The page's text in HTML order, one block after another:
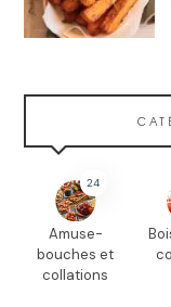
24
Amuse-
bouches et
collations